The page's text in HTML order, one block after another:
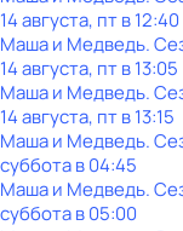
14 августа, пт в 12:40
Маша и Медведь.
14 августа, пт в 13:05
Маша и Медведь.
14 августа, пт в 13:15
Маша и Медведь.
субботав04:45
Маша и Медведь.
субботав05:00